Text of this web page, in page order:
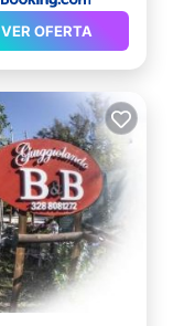
VER OFERTA